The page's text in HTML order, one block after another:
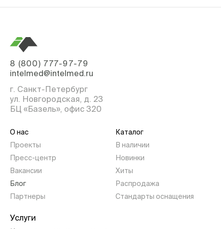
8 (800) 777-97-79
intelmed@intelmed.ru
г. Санкт-Петербург
ул. Новгородская, д. 23
БЦ «Базель», офис 320
О нас
Проекты
Пресс-центр
Вакансии
Блог
Партнеры
Каталог
В наличии
Новинки
Хиты
Распродажа
Стандарты оснащения
Услуги